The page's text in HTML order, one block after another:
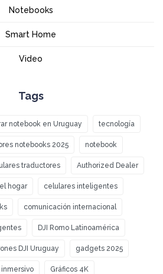
Notebooks
Smart Home
Video
Tags
notebook en Uruguay tecnología
notebooks 2025 notebook
traductores Authorized Dealer
hogar celulares inteligentes
comunicación internacional
DJI Romo Latinoamérica
DJI Uruguay gadgets 2025
Gráficos 4K